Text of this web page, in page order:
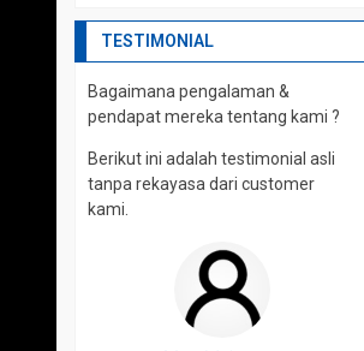
TESTIMONIAL
Bagaimana pengalaman &
pendapat mereka tentang kami ?
Berikut ini adalah testimonial asli
tanpa rekayasa dari customer
kami.